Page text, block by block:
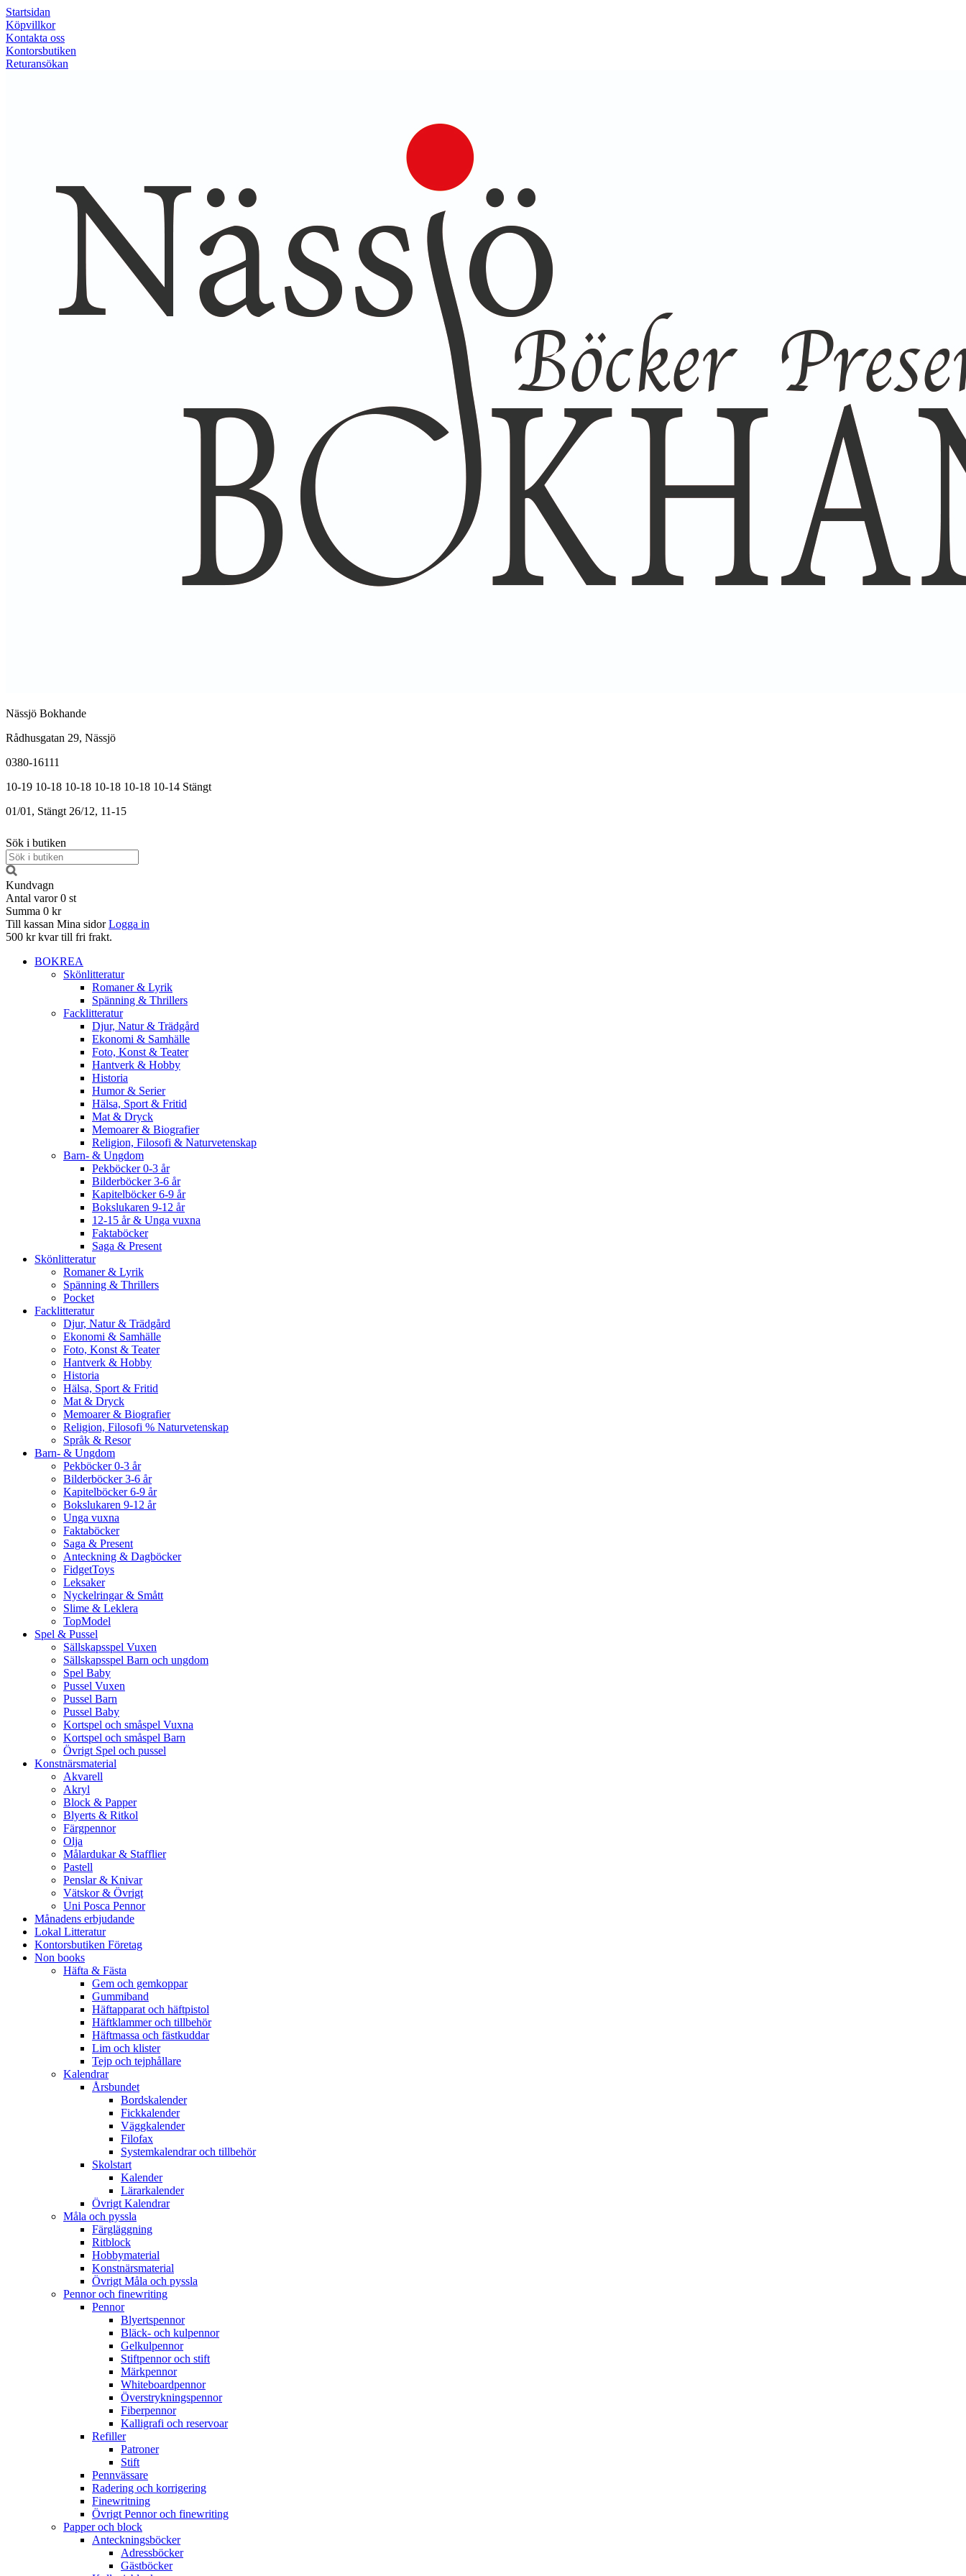
Startsidan
Köpvillkor
Kontakta oss
Kontorsbutiken
Returansökan
Nässjö Bokhande
Rådhusgatan 29, Nässjö
0380-16111
10-19 10-18 10-18 10-18 10-18 10-14 Stängt
01/01, Stängt 26/12, 11-15
Sök i butiken
Kundvagn
Antal varor 0 st
Summa 0 kr
Till kassan Mina sidor Logga in
500 kr kvar till fri frakt.
BOKREA
Skönlitteratur
Romaner & Lyrik
Spänning & Thrillers
Facklitteratur
Djur, Natur & Trädgård
Ekonomi & Samhälle
Foto, Konst & Teater
Hantverk & Hobby
Historia
Humor & Serier
Hälsa, Sport & Fritid
Mat & Dryck
Memoarer & Biografier
Religion, Filosofi & Naturvetenskap
Barn- & Ungdom
Pekböcker 0-3 år
Bilderböcker 3-6 år
Kapitelböcker 6-9 år
Bokslukaren 9-12 år
12-15 år & Unga vuxna
Faktaböcker
Saga & Present
Skönlitteratur
Romaner & Lyrik
Spänning & Thrillers
Pocket
Facklitteratur
Djur, Natur & Trädgård
Ekonomi & Samhälle
Foto, Konst & Teater
Hantverk & Hobby
Historia
Hälsa, Sport & Fritid
Mat & Dryck
Memoarer & Biografier
Religion, Filosofi % Naturvetenskap
Språk & Resor
Barn- & Ungdom
Pekböcker 0-3 år
Bilderböcker 3-6 år
Kapitelböcker 6-9 år
Bokslukaren 9-12 år
Unga vuxna
Faktaböcker
Saga & Present
Anteckning & Dagböcker
FidgetToys
Leksaker
Nyckelringar & Smått
Slime & Leklera
TopModel
Spel & Pussel
Sällskapsspel Vuxen
Sällskapsspel Barn och ungdom
Spel Baby
Pussel Vuxen
Pussel Barn
Pussel Baby
Kortspel och småspel Vuxna
Kortspel och småspel Barn
Övrigt Spel och pussel
Konstnärsmaterial
Akvarell
Akryl
Block & Papper
Blyerts & Ritkol
Färgpennor
Olja
Målardukar & Stafflier
Pastell
Penslar & Knivar
Vätskor & Övrigt
Uni Posca Pennor
Månadens erbjudande
Lokal Litteratur
Kontorsbutiken Företag
Non books
Häfta & Fästa
Gem och gemkoppar
Gummiband
Häftapparat och häftpistol
Häftklammer och tillbehör
Häftmassa och fästkuddar
Lim och klister
Tejp och tejphållare
Kalendrar
Årsbundet
Bordskalender
Fickkalender
Väggkalender
Filofax
Systemkalendrar och tillbehör
Skolstart
Kalender
Lärarkalender
Övrigt Kalendrar
Måla och pyssla
Färgläggning
Ritblock
Hobbymaterial
Konstnärsmaterial
Övrigt Måla och pyssla
Pennor och finewriting
Pennor
Blyertspennor
Bläck- och kulpennor
Gelkulpennor
Stiftpennor och stift
Märkpennor
Whiteboardpennor
Överstrykningspennor
Fiberpennor
Kalligrafi och reservoar
Refiller
Patroner
Stift
Pennvässare
Radering och korrigering
Finewritning
Övrigt Pennor och finewriting
Papper och block
Anteckningsböcker
Adressböcker
Gästböcker